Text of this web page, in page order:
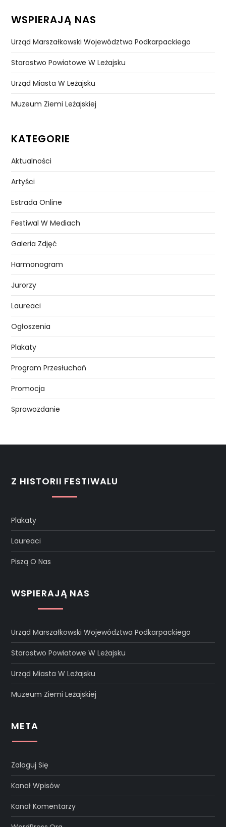
WSPIERAJĄ NAS
Urząd Marszałkowski Województwa Podkarpackiego
Starostwo Powiatowe W Leżajsku
Urząd Miasta W Leżajsku
Muzeum Ziemi Leżajskiej
KATEGORIE
Aktualności
Artyści
Estrada Online
Festiwal W Mediach
Galeria Zdjęć
Harmonogram
Jurorzy
Laureaci
Ogłoszenia
Plakaty
Program Przesłuchań
Promocja
Sprawozdanie
Z HISTORII FESTIWALU
Plakaty
Laureaci
Piszą O Nas
WSPIERAJĄ NAS
Urząd Marszałkowski Województwa Podkarpackiego
Starostwo Powiatowe W Leżajsku
Urząd Miasta W Leżajsku
Muzeum Ziemi Leżajskiej
META
Zaloguj Się
Kanał Wpisów
Kanał Komentarzy